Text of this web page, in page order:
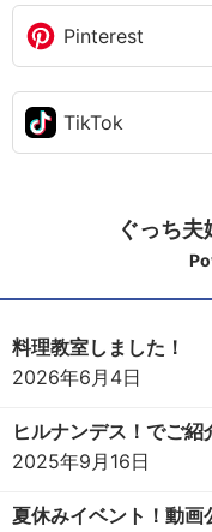
Pinterest
TikTok
ぐっち
料理教室しました！
2026年6月4日
ヒルナンデス！でご
2025年9月16日
夏休みイベント！動画